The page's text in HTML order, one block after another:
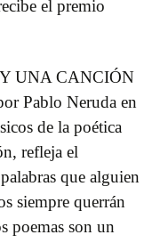
el premio
UNA CANCIÓN
Pablo Neruda en
de la poética
refleja el
que alguien
siempre querrán
poemas son un